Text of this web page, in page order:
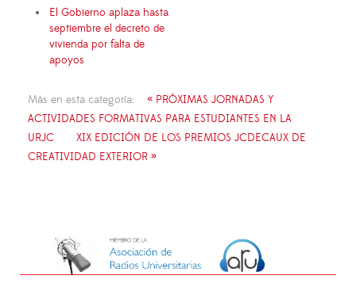
El Gobierno aplaza hasta
septiembre el decreto de
vivienda por falta de
apoyos
Más en esta categoría:
« PRÓXIMAS JORNADAS Y
ACTIVIDADES FORMATIVAS PARA ESTUDIANTES EN LA
URJC
XIX EDICIÓN DE LOS PREMIOS JCDECAUX DE
CREATIVIDAD EXTERIOR »